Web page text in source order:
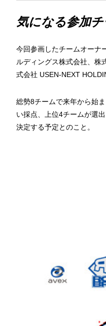
気になる参加
今回参画したチームオーナ
ルディングス株式会社、株
式会社 USEN-NEXT
総勢8チームで来年から始
い採点、上位4チームが選
決定する予定とのこと。